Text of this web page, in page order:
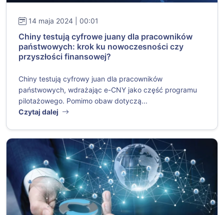
14 maja 2024 | 00:01
Chiny testują cyfrowe juany dla pracowników
państwowych: krok ku nowoczesności czy
przyszłości finansowej?
Chiny testują cyfrowy juan dla pracowników
państwowych, wdrażając e-CNY jako część programu
pilotażowego. Pomimo obaw dotyczą...
Czytaj dalej